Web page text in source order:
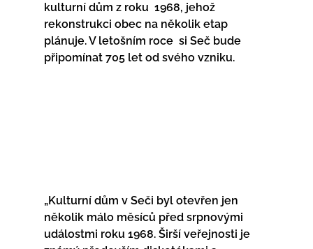
kulturní dům z roku  1968, jehož
rekonstrukci obec na několik etap
plánuje. V letošním roce  si Seč bude
připomínat 705 let od svého vzniku.
„Kulturní dům v Seči byl otevřen jen
několik málo měsíců před srpnovými
událostmi roku 1968. Širší veřejnosti je